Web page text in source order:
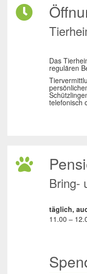
Das
regulären
telefonisch
Bring-
täglich,
11.00 –